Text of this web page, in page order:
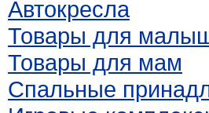
Автокресла
Товары для
Товары для мам
Спальные